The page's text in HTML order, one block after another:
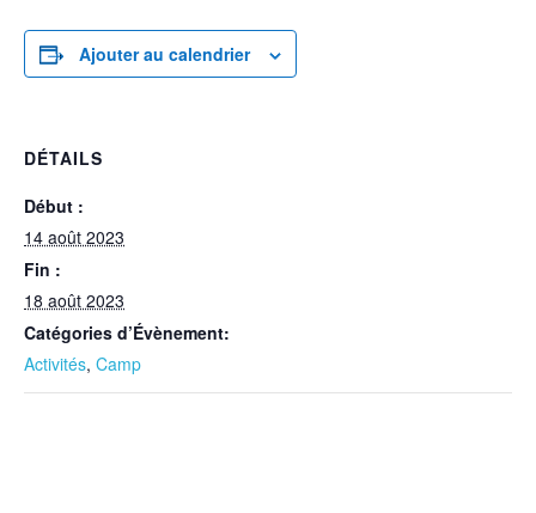
Ajouter au calendrier
DÉTAILS
Début :
14 août 2023
Fin :
18 août 2023
Catégories d’Évènement:
Activités, Camp